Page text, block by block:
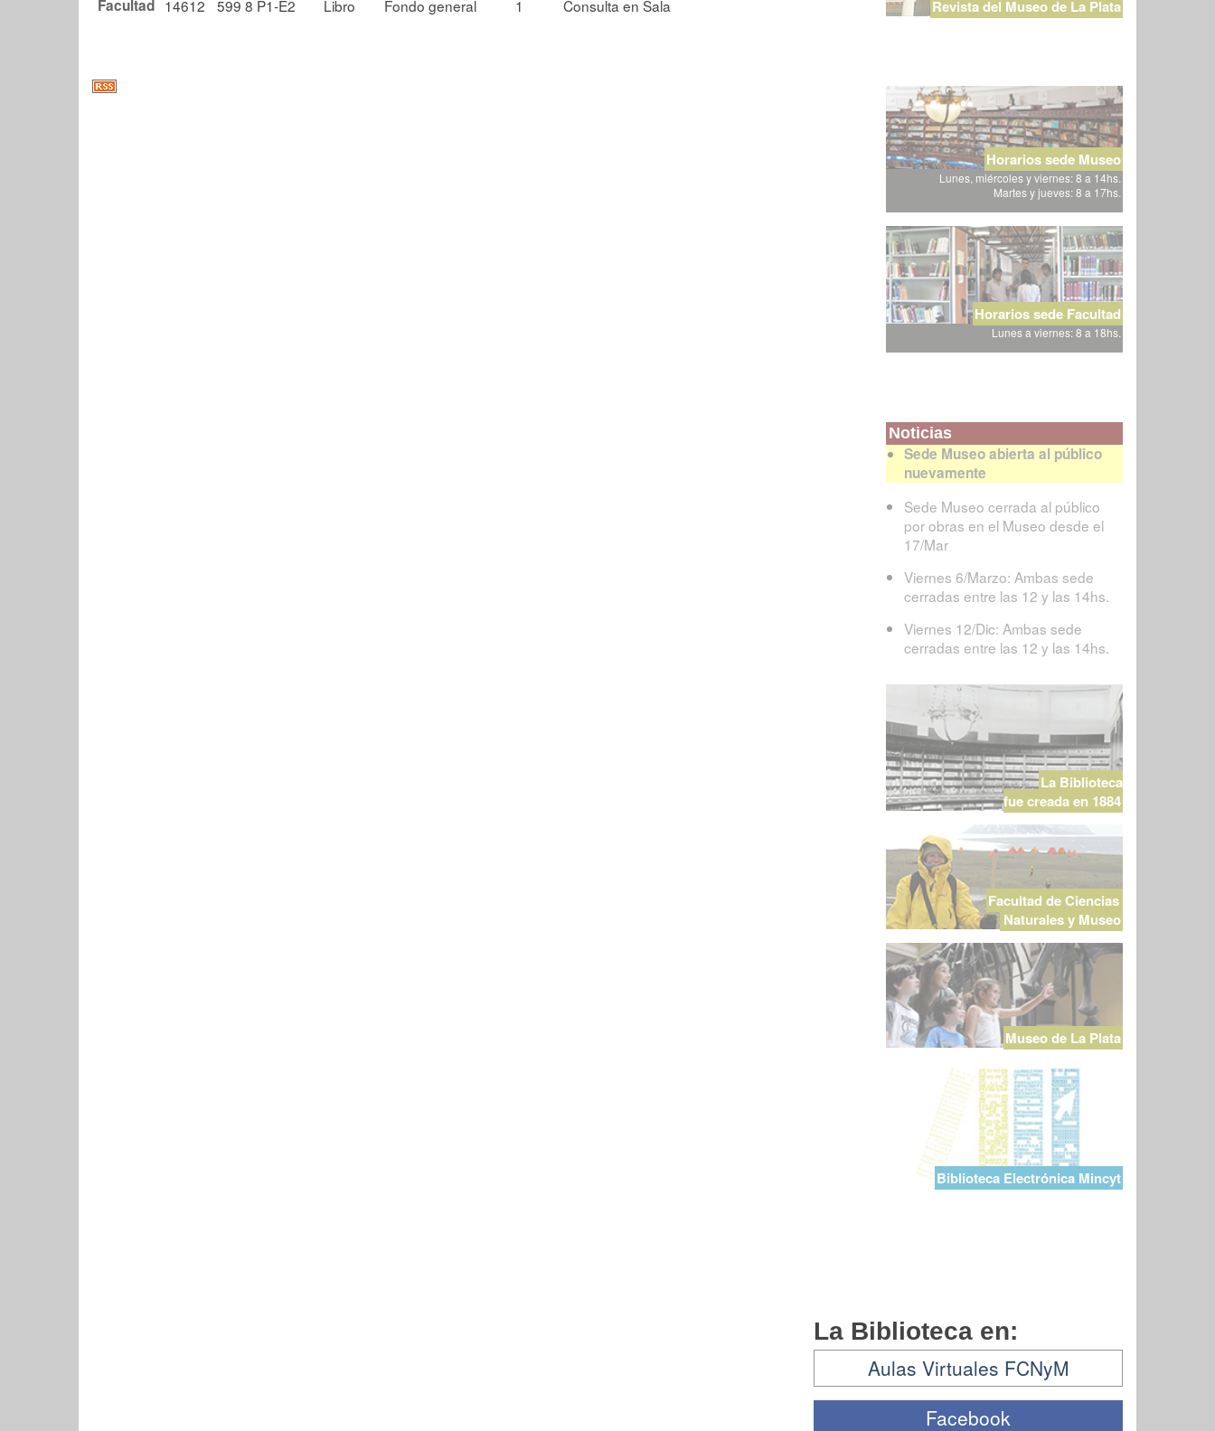
Facultad 14612 599 8 P1-E2 Libro Fondo general 1 Consulta en Sala Revista del Museo de La Plata
Horarios sede Museo
Lunes, miércoles y viernes: 8 a 14hs.
Martes y jueves: 8 a 17hs.
Horarios sede Facultad
Lunes a viernes: 8 a 18hs.
Noticias
Sede Museo abierta al público
nuevamente
Sede Museo cerrada al público
por obras en el Museo desde el
17/Mar
Viernes 6/Marzo: Ambas sede
cerradas entre las 12 y las 14hs.
Viernes 12/Dic: Ambas sede
cerradas entre las 12 y las 14hs.
La Biblioteca
fue creada en 1884
Facultad de Ciencias
Naturales y Museo
Museo de La Plata
Biblioteca Electrónica Mincyt
La Biblioteca en:
Aulas Virtuales FCNyM
Facebook